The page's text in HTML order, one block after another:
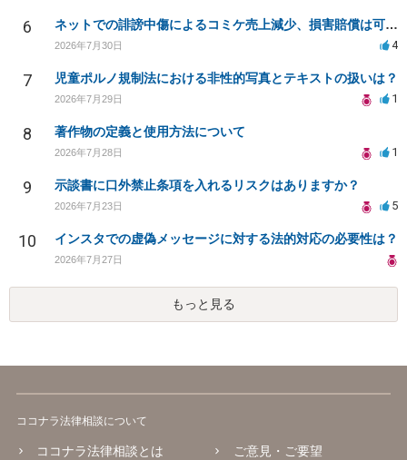
6 ネットでの誹謗中傷によるコミケ売上減少、損害賠償は可能か？
2026年7月30日 4
7 児童ポルノ規制法における非性的写真とテキストの扱いは？
2026年7月29日 1
8 著作物の定義と使用方法について
2026年7月28日 1
9 示談書に口外禁止条項を入れるリスクはありますか？
2026年7月23日 5
10 インスタでの虚偽メッセージに対する法的対応の必要性は？
2026年7月27日
もっと見る
ココナラ法律相談について
ココナラ法律相談とは ご意見・ご要望